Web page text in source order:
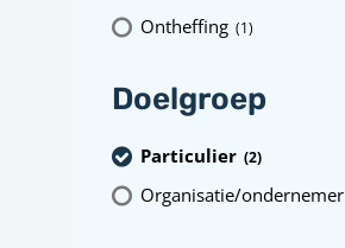
Ontheffing (1)
Doelgroep
Particulier (2)
Organisatie/ondernemer